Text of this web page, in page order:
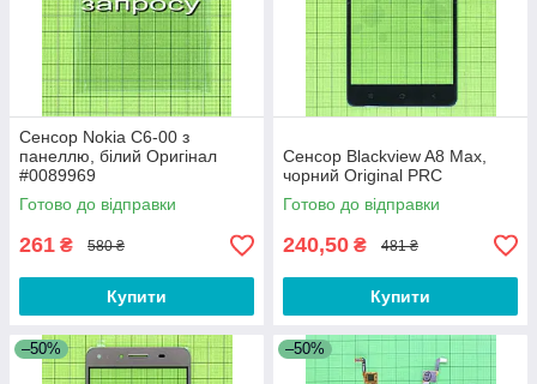
Сенсор Nokia C6-00 з
панеллю, білий Оригінал
#0089969
Готово до відправки
261 ₴ 580 ₴
Купити
Сенсор Blackview A8 Max,
чорний Original PRC
Готово до відправки
240,50 ₴ 481 ₴
Купити
–50% –50%